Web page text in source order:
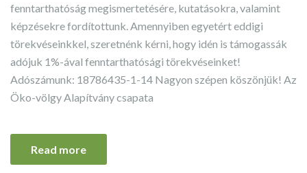
fenntarthatóság megismertetésére, kutatásokra, valamint
képzésekre fordítottunk. Amennyiben egyetért eddigi
törekvéseinkkel, szeretnénk kérni, hogy idén is támogassák
adójuk 1%-ával fenntarthatósági törekvéseinket!
Adószámunk: 18786435-1-14 Nagyon szépen köszönjük! Az
Öko-völgy Alapítvány csapata
Read more